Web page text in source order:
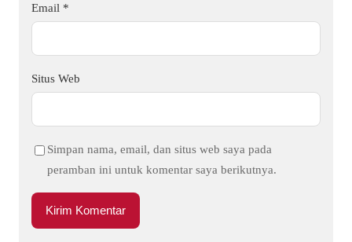
Email *
Situs Web
Simpan nama, email, dan situs web saya pada
peramban ini untuk komentar saya berikutnya.